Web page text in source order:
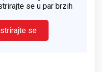
se u par brzih
se